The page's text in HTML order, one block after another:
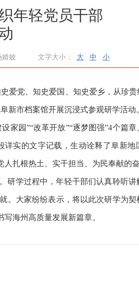
年轻党员干部
婧姣 文字大小： 大 中 小
爱党、知史爱国、知史爱乡，从珍贵
新市档案馆开展沉浸式参观研学活动
设家园”“改革开放”“逐梦图强”4个篇
实的文字记载，生动诠释了阜新地
扎根热土、实干担当、为民奉献的奋
研学过程中，年轻干部们认真聆听
。大家纷纷表示，将以此次研学为契
海州高质量发展新篇章。